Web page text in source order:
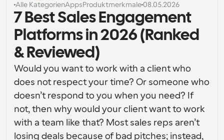
Nach Teamgröße
Für Einzelpersonen
Persönliche Terminplanung einfach gemacht
Kollaborative Planung für Gruppen
Für Entwickler
Leistungsstarke Funktionen und Integrationen
Für Unternehmen
Enterprise
Entwickler
Entwicklerdokumentation
Dokumentation für die Cal.com-Plattform
Ressourcen
API
Erstellen Sie Ihre eigenen Integrationen mit unserer
Alle KategorienAppsProduktmerkmale 08.05.2026
7 Best Sales Engagement
Platforms in 2026 (Ranked
& Reviewed)
Would you want to work with a client who
does not respect your time? Or someone who
doesn’t respond to you when you need? If
not, then why would your client want to work
with a team like that? Most sales reps aren’t
losing deals because of bad pitches; instead,